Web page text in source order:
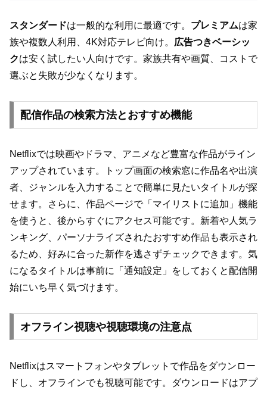
スタンダードは一般的な利用に最適です。 プレミアムは家
族や複数人利用、4K対応テレビ向け。 広告つきベーシッ
クは安く試したい人向けです。家族共有や画質、コストで
選ぶと失敗が少なくなります。
配信作品の検索方法とおすすめ機能
Netflixでは映画やドラマ、アニメなど豊富な作品がライン
アップされています。トップ画面の検索窓に作品名や出演
者、ジャンルを入力することで簡単に見たいタイトルが探
せます。さらに、作品ページで「マイリストに追加」機能
を使うと、後からすぐにアクセス可能です。新着や人気ラ
ンキング、パーソナライズされたおすすめ作品も表示され
るため、好みに合った新作を逃さずチェックできます。気
になるタイトルは事前に「通知設定」をしておくと配信開
始にいち早く気づけます。
オフライン視聴や視聴環境の注意点
Netflixはスマートフォンやタブレットで作品をダウンロー
ドし、オフラインでも視聴可能です。ダウンロードはアプ